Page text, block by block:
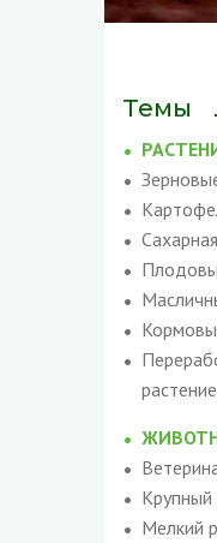
Темы
Крупный
Мелкий